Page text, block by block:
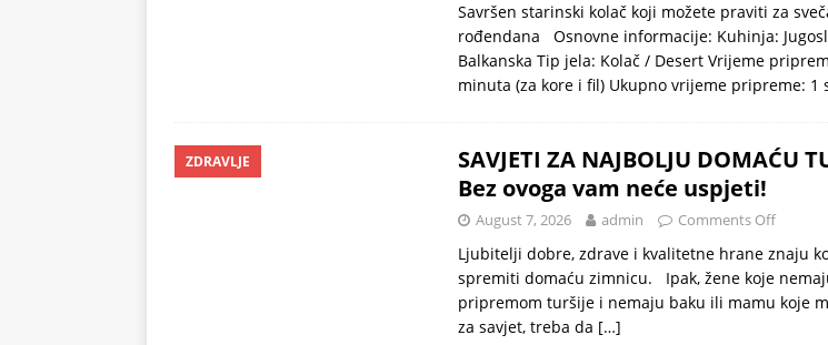
Savršen starinski kolač koji možete praviti za
rođendana Osnovne informacije: Kuhinja:
Balkanska Tip jela: Kolač / Desert Vrijeme
minuta (za kore i fil) Ukupno vrijeme pripreme: 1
ZDRAVLJE
SAVJETI ZA NAJBOLJU DOMAĆU
Bez ovoga vam neće uspjeti!
August 7, 2026 admin Comments Off
Ljubitelji dobre, zdrave i kvalitetne hrane znaju
spremiti domaću zimnicu. Ipak, žene koje
pripremom turšije i nemaju baku ili mamu koje
za savjet, treba da […]